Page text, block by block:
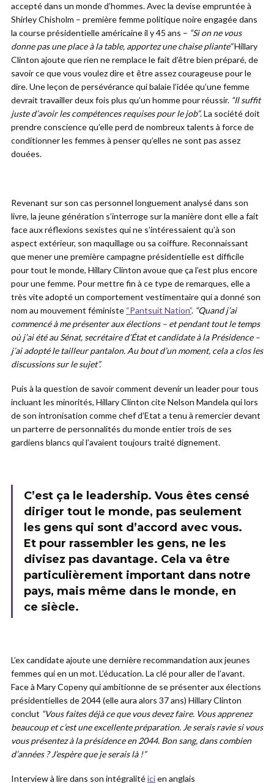
accepté dans un monde d’hommes. Avec la devise empruntée à
Shirley Chisholm – première femme politique noire engagée dans
la course présidentielle américaine il y 45 ans – “Si on ne vous
donne pas une place à la table, apportez une chaise pliante”Hillary
Clinton ajoute que rien ne remplace le fait d’être bien préparé, de
savoir ce que vous voulez dire et être assez courageuse pour le
dire. Une leçon de persévérance qui balaie l’idée qu’une femme
devrait travailler deux fois plus qu’un homme pour réussir. “Il suffit
juste d’avoir les compétences requises pour le job”. La société doit
prendre conscience qu’elle perd de nombreux talents à force de
conditionner les femmes à penser qu’elles ne sont pas assez
douées.
Revenant sur son cas personnel longuement analysé dans son
livre, la jeune génération s’interroge sur la manière dont elle a fait
face aux réflexions sexistes qui ne s’intéressaient qu’à son
aspect extérieur, son maquillage ou sa coiffure. Reconnaissant
que mener une première campagne présidentielle est difficile
pour tout le monde, Hillary Clinton avoue que ça l’est plus encore
pour une femme. Pour mettre fin à ce type de remarques, elle a
très vite adopté un comportement vestimentaire qui a donné son
nom au mouvement féministe “Pantsuit Nation”. “Quand j’ai
commencé à me présenter aux élections – et pendant tout le temps
où j’ai été au Sénat, secrétaire d’État et candidate à la Présidence –
j’ai adopté le tailleur pantalon. Au bout d’un moment, cela a clos les
discussions sur le sujet”.
Puis à la question de savoir comment devenir un leader pour tous
incluant les minorités, Hillary Clinton cite Nelson Mandela qui lors
de son intronisation comme chef d’Etat a tenu à remercier devant
un parterre de personnalités du monde entier trois de ses
gardiens blancs qui l’avaient toujours traité dignement.
C’est ça le leadership. Vous êtes censé
diriger tout le monde, pas seulement
les gens qui sont d’accord avec vous.
Et pour rassembler les gens, ne les
divisez pas davantage. Cela va être
particulièrement important dans notre
pays, mais même dans le monde, en
ce siècle.
L’ex candidate ajoute une dernière recommandation aux jeunes
femmes qui en un mot. L’éducation. La clé pour aller de l’avant.
Face à Mary Copeny qui ambitionne de se présenter aux élections
présidentielles de 2044 (elle aura alors 37 ans) Hillary Clinton
conclut “Vous faites déjà ce que vous devez faire. Vous apprenez
beaucoup et c’est une excellente préparation. Je serais ravie si vous
vous présentez à la présidence en 2044. Bon sang, dans combien
d’années ? J’espère que je serais là !”
Interview à lire dans son intégralitéicien anglais